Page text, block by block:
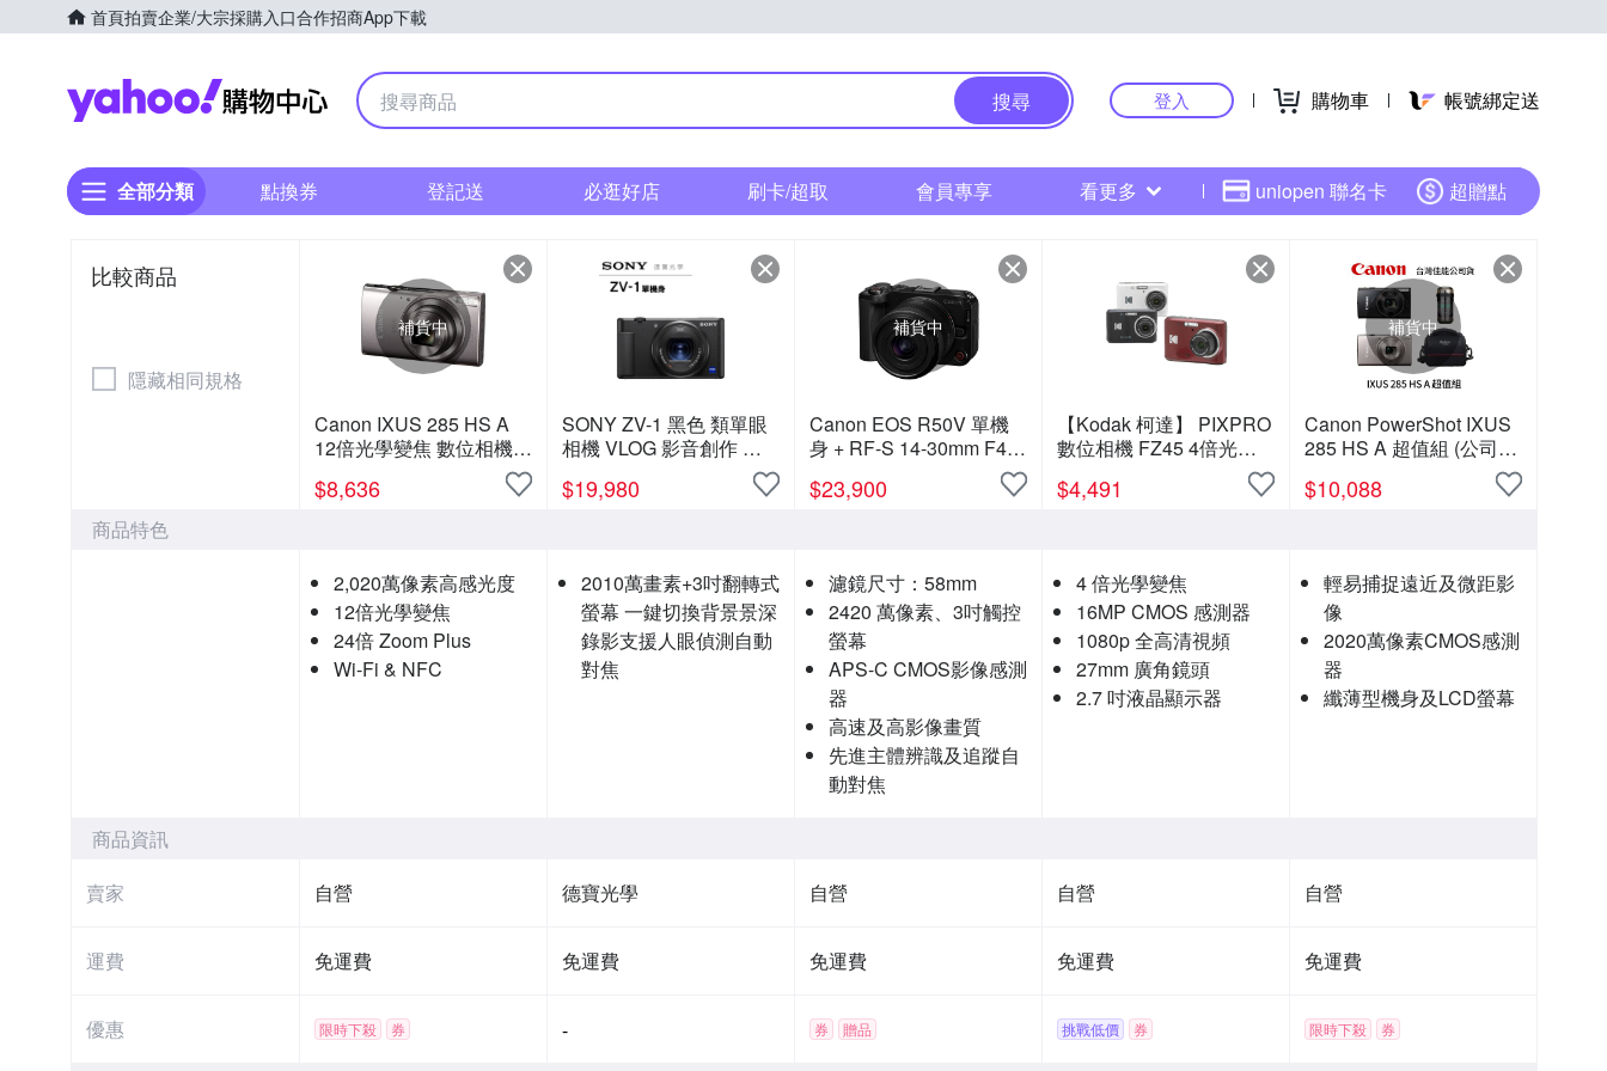
首頁拍賣企業/大宗採購入口合作招商App下載
Yahoo購物中心
搜尋 登入 購物車 帳號綁定送
全部分類 點換券 登記送 必逛好店 刷卡/超取 會員專享 看更多 uniopen 聯名卡 超贈點
比較商品
隱藏相同規格
補貨中
Canon IXUS 285 HS A
12倍光學變焦 數位相機
$8,636
SONY ZV-1 黑色 類單眼
相機 VLOG 影音創作 直
播 總代理公司貨 德寶光
學
$19,980
補貨中
Canon EOS R50V 單機
身 + RF-S 14-30mm F4-
6.3 IS STM PZ 變焦鏡組
公司貨
$23,900
【Kodak 柯達】 PIXPRO
數位相機 FZ45 4倍光學
$4,491
補貨中
Canon PowerShot IXUS
285 HS A 超值組 (公司
$10,088
商品特色
2,020萬像素高感光度
12倍光學變焦
24倍 Zoom Plus
Wi-Fi & NFC
2010萬畫素+3吋翻轉式
螢幕 一鍵切換背景景深
錄影支援人眼偵測自動
對焦
濾鏡尺寸：58mm
2420 萬像素、3吋觸控
螢幕
APS-C CMOS影像感測
器
高速及高影像畫質
先進主體辨識及追蹤自
動對焦
4 倍光學變焦
16MP CMOS 感測器
1080p 全高清視頻
27mm 廣角鏡頭
2.7 吋液晶顯示器
輕易捕捉遠近及微距影
像
2020萬像素CMOS感測
器
纖薄型機身及LCD螢幕
商品資訊
賣家
自營 德寶光學 自營 自營 自營
運費 免運費 免運費 免運費 免運費 免運費
優惠 限時下殺 券 - 券 贈品 挑戰低價 券 限時下殺 券